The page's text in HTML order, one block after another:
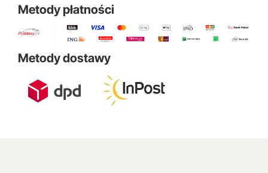
Metody płatności
Metody dostawy